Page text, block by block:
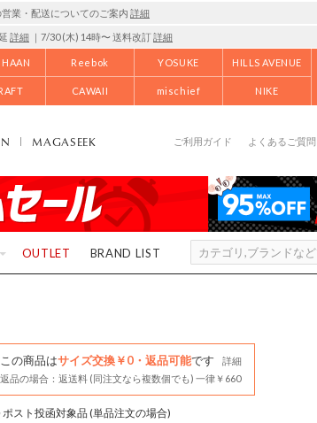
営業・配送についてのご案内 詳細
詳細 ｜7/30 (木) 14時〜 送料改訂詳細
HAAN Reebok YOSUKE HILLS AVENUE
CAWAII mischief NIKE
MAGASEEK ご利用ガイド よくあるご質問
OUTLET BRAND LIST
この商品はサイズ交換￥0・返品可能です
詳細
返品の場合：返送料 (同注文なら複数個でも) 一律￥660
ポスト投函対象品 (単品注文の場合)